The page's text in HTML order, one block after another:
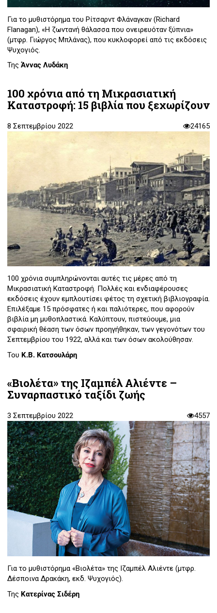
Για το μυθιστόρημα του Ρίτσαρντ Φλάναγκαν (Richard
Flanagan), «Η ζωντανή θάλασσα που ονειρευόταν ξύπνια»
(μτφρ. Γιώργος Μπλάνας), που κυκλοφορεί από τις εκδόσεις
Ψυχογιός.
Της Άννας Λυδάκη
100 χρόνια από τη Μικρασιατική
Καταστροφή: 15 βιβλία που ξεχωρίζουν
8 Σεπτεμβρίου 2022 24165
100 χρόνια συμπληρώνονται αυτές τις μέρες από τη
Μικρασιατική Καταστροφή. Πολλές και ενδιαφέρουσες
εκδόσεις έχουν εμπλουτίσει φέτος τη σχετική βιβλιογραφία.
Επιλέξαμε 15 πρόσφατες ή και παλιότερες, που αφορούν
βιβλία μη μυθοπλαστικά. Καλύπτουν, πιστεύουμε, μια
σφαιρική θέαση των όσων προηγήθηκαν, των γεγονότων του
Σεπτεμβρίου του 1922, αλλά και των όσων ακολούθησαν.
Του Κ.Β. Κατσουλάρη
«Βιολέτα» της Ιζαμπέλ Αλιέντε –
Συναρπαστικό ταξίδι ζωής
3 Σεπτεμβρίου 2022 4557
Για το μυθιστόρημα «Βιολέτα» της Ιζαμπέλ Αλιέντε (μτφρ.
Δέσποινα Δρακάκη, εκδ. Ψυχογιός).
Της Κατερίνας Σιδέρη